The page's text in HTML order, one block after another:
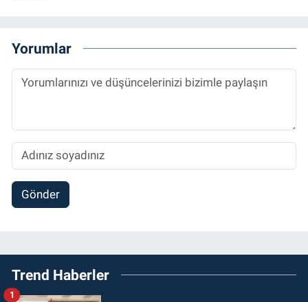
Yorumlar
Gönder
Trend Haberler
1